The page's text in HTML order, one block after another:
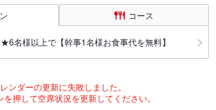
コース
名様以上で【幹事1名様お食事代を無料】
ンダーの更新に失敗しました。
を押して空席状況を更新してください。